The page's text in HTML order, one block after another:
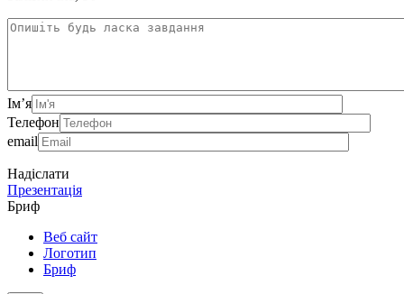
Ім’я
Телефон
email
Надіслати
Презентація
Бриф
Веб сайт
Логотип
Бриф